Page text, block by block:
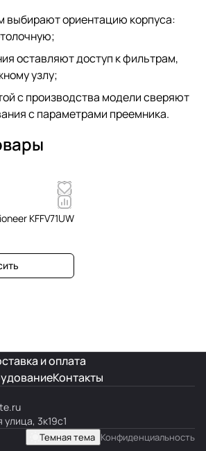
выбирают ориентацию корпуса:
оставляют доступ к фильтрам,
узлу;
с производства модели сверяют
с параметрами преемника.
KFFV71UW
и оплата
Контакты
3к19с1
Темная тема Конфиденциальность